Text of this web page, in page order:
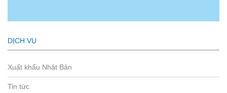
DỊCH VỤ
Xuất khẩu Nhật Bản
Tin tức